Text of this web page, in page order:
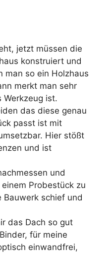
jetzt müssen die
konstruiert und
man so ein Holzhaus
merkt man sehr
ist.
das diese genau
passt ist mit
Hier stößt
und ist
und
Probestück zu
Bauwerk schief und
das Dach so gut
für meine
einwandfrei,